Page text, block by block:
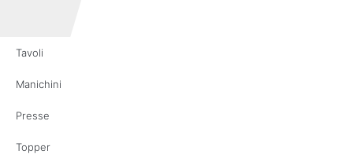
Tavoli
Manichini
Presse
Topper